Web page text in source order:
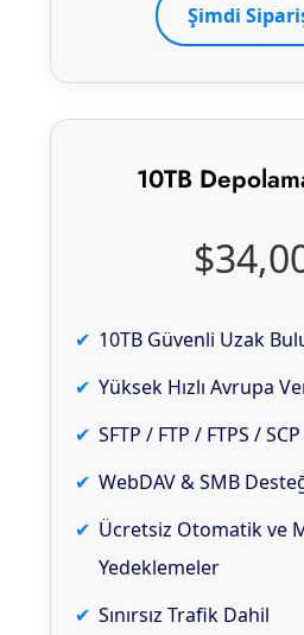
Şimdi
10TB
10TB Güvenli Uzak
Yüksek Hızlı Avrupa
SFTP / FTP / FTPS /
WebDAV & SMB
Ücretsiz Otomatik ve
Yedeklemeler
Sınırsız Trafik Dahil